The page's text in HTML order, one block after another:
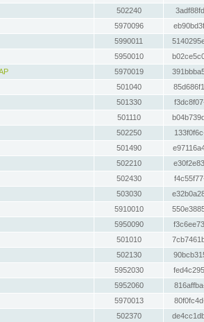
502240
5970096
5990011
5950010
5970019
501040
501330
501110
502250
501490
502210
502430
503030
5910010
5950090
501010
502130
5952030
5952060
5970013
502370